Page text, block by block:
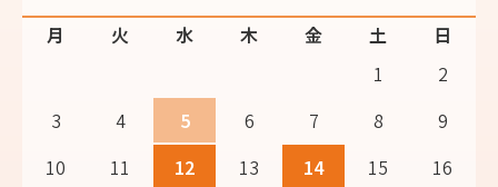
月 火 水 木 金 土
日
1
2
3
4 5 6 7 8
9
10
11 12 13 14 15 16